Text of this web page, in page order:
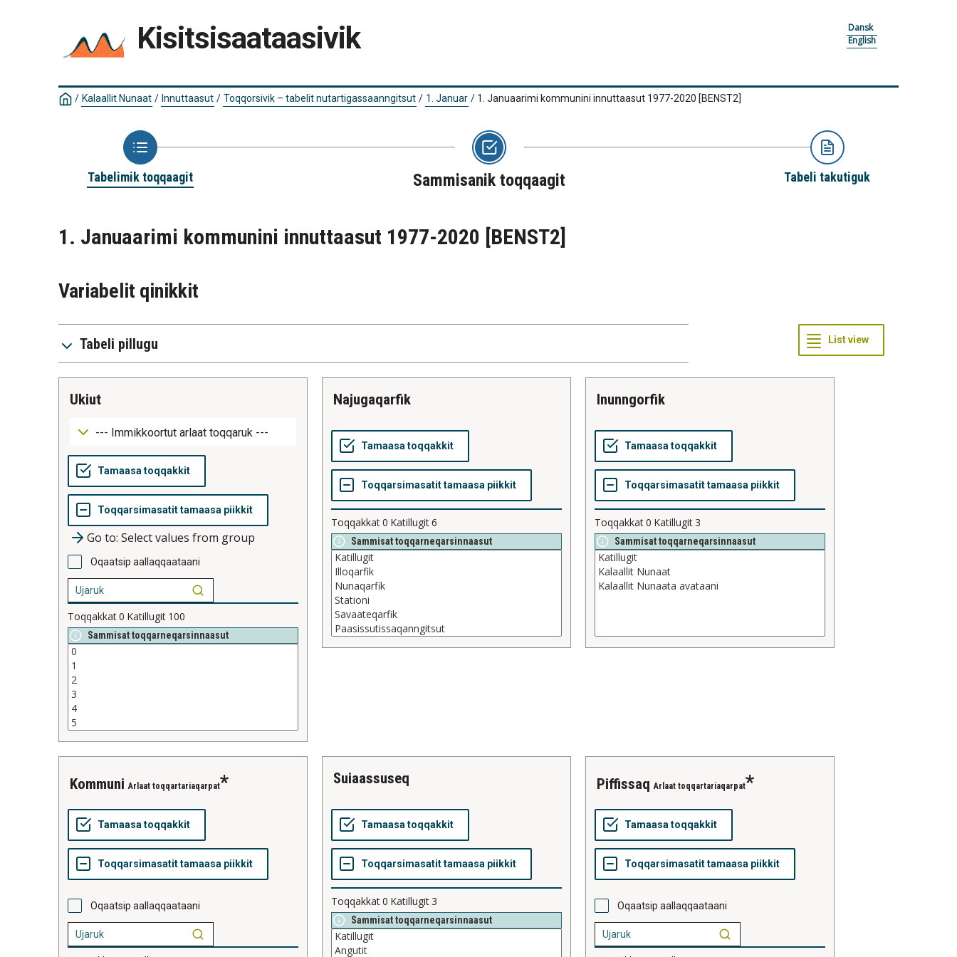
Kisitsisaataasivik
Dansk
English
/ Kalaallit Nunaat / Innuttaasut / Toqqorsivik – tabelit nutartigassaanngitsut / 1. Januar / 1. Januaarimi kommunini innuttaasut 1977-2020 [BENST2]
Tabelimik toqqaagit Sammisanik toqqaagit Tabeli takutiguk
1. Januaarimi kommunini innuttaasut 1977-2020 [BENST2]
Variabelit qinikkit
Tabeli pillugu
ukiut
Go to: Select values from group
Oqaatsip aallaqqaataani
Toqqakkat0 Katillugit 100
Sammisat toqqarneqarsinnaasut
najugaqarfik
Toqqakkat0 Katillugit6
Sammisat toqqarneqarsinnaasut
inunngorfik
Toqqakkat0 Katillugit3
Sammisat toqqarneqarsinnaasut
kommuni Arlaat toqqartariaqarpat
Oqaatsip aallaqqaataani
suiaassuseq
Toqqakkat0 Katillugit3
Sammisat toqqarneqarsinnaasut
piffissaq Arlaat toqqartariaqarpat
Oqaatsip aallaqqaataani